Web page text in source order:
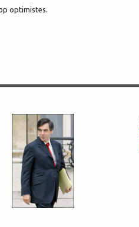
optimistes.